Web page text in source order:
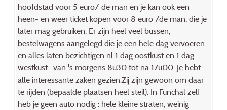
hoofdstad voor 5 euro/ de man en je kan ook een
heen- en weer ticket kopen voor 8 euro /de man, die je
later mag gebruiken. Er zijn heel veel bussen,
bestelwagens aangelegd die je een hele dag vervoeren
en alles laten bezichtigen nl 1 dag oostkust en 1 dag
westkust : van 's morgens 8u30 tot na 17u00. Je hebt
alle interessante zaken gezien.Zij zijn gewoon om daar
te rijden (bepaalde plaatsen heel steil). In Funchal zelf
heb je geen auto nodig : hele kleine straten, weinig